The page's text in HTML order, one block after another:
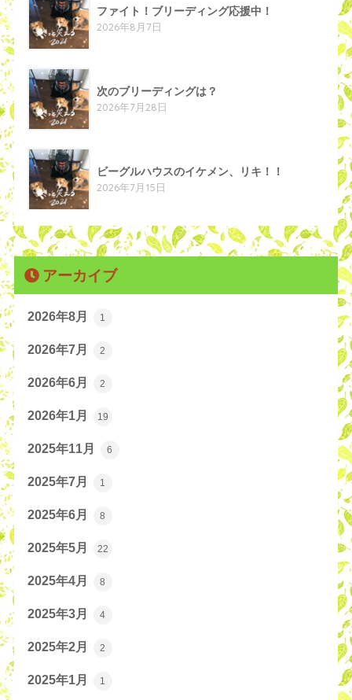
ファイト！ブリーディング応援中！
2026年8月7日
次のブリーディングは？
2026年7月28日
ビーグルハウスのイケメン、リキ！！
2026年7月15日
アーカイブ
2026年8月 1
2026年7月 2
2026年6月 2
2026年1月 19
2025年11月 6
2025年7月 1
2025年6月 8
2025年5月 22
2025年4月 8
2025年3月 4
2025年2月 2
2025年1月 1